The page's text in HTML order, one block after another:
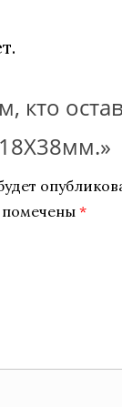
кто
помечены *